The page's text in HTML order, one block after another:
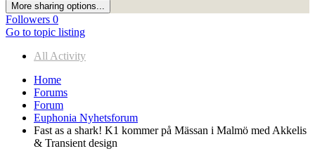
More sharing options...
Followers 0
Go to topic listing
All Activity
Home
Forums
Forum
Euphonia Nyhetsforum
Fast as a shark! K1 kommer på Mässan i Malmö med Akkelis
& Transient design